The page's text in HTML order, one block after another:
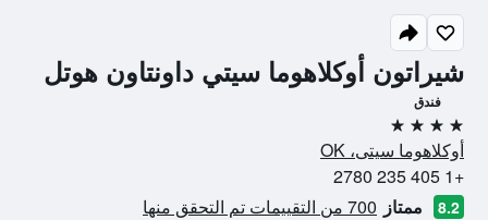
شيراتون أوكلاهوما سيتي داونتاون هوتل
فندق
4 نجوم
أوكلاهوما سيتى، OK
+1 405 235 2780
8.2 ممتاز 700 من التقييمات تم التحقق منها